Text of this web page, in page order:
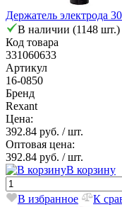
Держатель электрода
В наличии (1148 шт.)
Код товара
331060633
Артикул
16-0850
Бренд
Rexant
Цена:
392.84 руб. / шт.
Оптовая цена:
392.84 руб. / шт.
В корзину
В избранное К